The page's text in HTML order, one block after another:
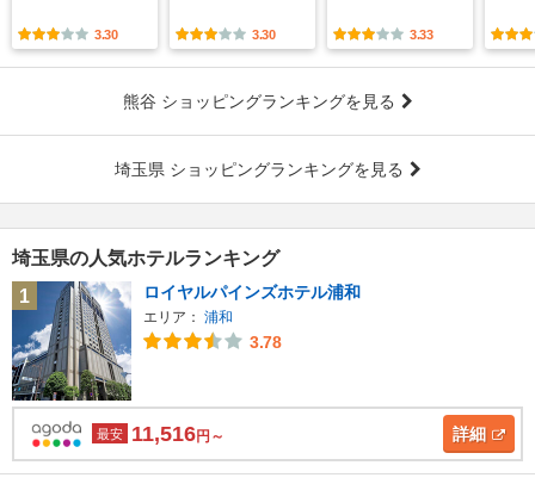
3.30 3.30 3.33
熊谷 ショッピングランキングを見る
埼玉県 ショッピングランキングを見る
埼玉県の人気ホテルランキング
1
ロイヤルパインズホテル浦和
エリア： 浦和
3.78
最安 11,516円～ 詳細